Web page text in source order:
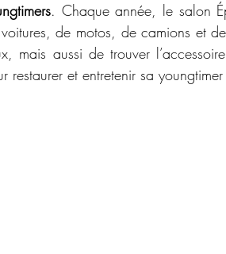
. Chaque année, le salon
de motos, de camions et
mais aussi de trouver
restaurer et entretenir sa youngtimer